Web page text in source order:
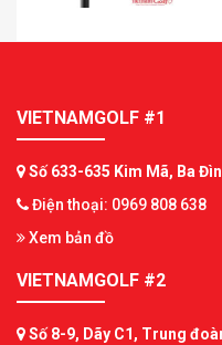
VIETNAMGOLF #1
Số 633-635 Kim Mã, Ba
Điện thoại: 0969 808 638
Xem bản đồ
VIETNAMGOLF #2
Số 8-9, Dãy C1, Trung